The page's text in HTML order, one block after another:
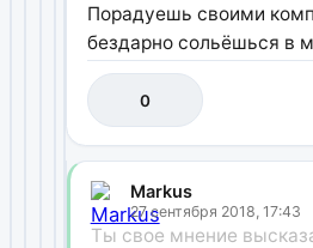
Порадуешь своими
бездарно сольёшься в
0
Markus
27 сентября 2018, 17:43
Ты свое мнение